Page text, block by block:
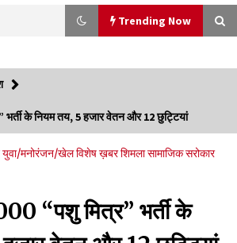
Trending Now
में बड़ा बस सड़क हादसा, 3 की मौत कई गंभीर घायल, बैरागढ़ से चंबा आ
थी निजी बस शर्मा कोच
08/2026
भर्ती के नियम तय, 5 हजार वेतन और 12 छुट्टियां
युवा/मनोरंजन/खेलविशेष ख़बरशिमलासामाजिक सरोकार
“पशु मित्र” भर्ती के